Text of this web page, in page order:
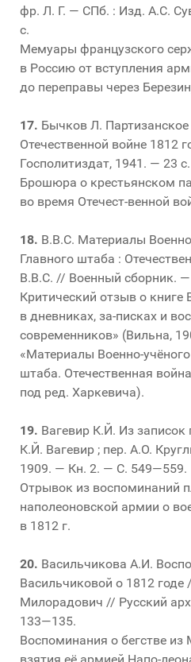
фр. Л. Г. — СПб. : Изд. А.С.
с.
Мемуары французского
в Россию от вступления
до переправы через
17. Бычков Л.
Отечественной войне 1812
Госполитиздат, 1941. — 23 с.
Брошюра о крестьянском
во время Отечест-венной
18. В.В.С. Материалы
Главного штаба :
В.В.С. // Военный сборник.
Критический отзыв о книге
в дневниках, за-писках и
современников» (Вильна,
«Материалы Военно-
штаба. Отечественная
под ред. Харкевича).
19. Вагевир К.Й. Из
К.Й. Вагевир ; пер. А.О.
1909. — Кн. 2. — С. 549—559.
Отрывок из воспоминаний
наполеоновской армии о
в 1812 г.
20. Васильчикова А.И.
Васильчиковой о 1812
Милорадович // Русский
133—135.
Воспоминания о бегстве